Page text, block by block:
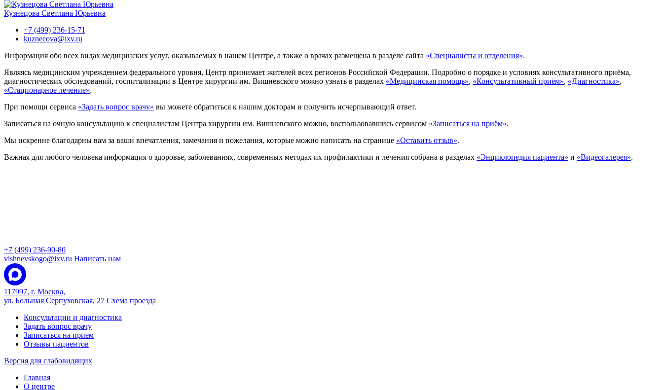
Кузнецова Светлана Юрьевна
+7 (499) 236-15-71
kuznecova@ixv.ru
Информация обо всех видах медицинских услуг, оказываемых в нашем Центре, а также о врачах размещена в разделе сайта «Специалисты и отделения».
Являясь медицинским учреждением федерального уровня, Центр принимает жителей всех регионов Российской Федерации. Подробно о порядке и условиях консультативного приёма,
диагностических обследований, госпитализации в Центре хирургии им. Вишневского можно узнать в разделах «Медицинская помощь», «Консультативный приём», «Диагностика»,
«Стационарное лечение».
При помощи сервиса «Задать вопрос врачу» вы можете обратиться к нашим докторам и получить исчерпывающий ответ.
Записаться на очную консультацию к специалистам Центра хирургии им. Вишневского можно, воспользовавшись сервисом «Записаться на приём».
Мы искренне благодарны вам за ваши впечатления, замечания и пожелания, которые можно написать на странице «Оставить отзыв».
Важная для любого человека информация о здоровье, заболеваниях, современных методах их профилактики и лечения собрана в разделах «Энциклопедия пациента» и «Видеогалерея».
+7 (499) 236-90-80
vishnevskogo@ixv.ru Написать нам
117997, г. Москва,
ул. Большая Серпуховская, 27 Схема проезда
Консультации и диагностика
Задать вопрос врачу
Записаться на прием
Отзывы пациентов
Версия для слабовидящих
Главная
О центре